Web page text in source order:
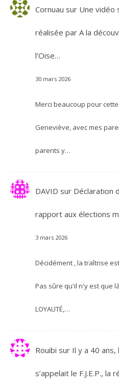
Cornuau sur Une vidéo
réalisée par A la
l’Oise…
30 mars 2026
Merci beaucoup pour
Geneviève, avec mes
parents y…
DAVID sur Déclaration
rapport aux élections
3 mars 2026
Décidément , la traîtrise
Pas sûre qu'il n'y est que
LOYAUTÉ,…
Rouibi sur Il y a 40 ans,
s’appelait le F.J.E.P.,